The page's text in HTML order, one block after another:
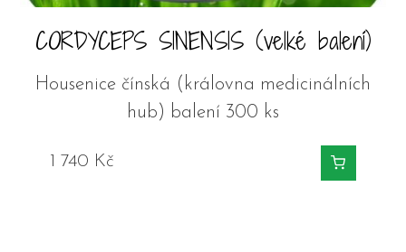
CORDYCEPS SINENSIS (velké balení)
Housenice čínská (královna medicinálních
hub) balení 300 ks
1 740 Kč